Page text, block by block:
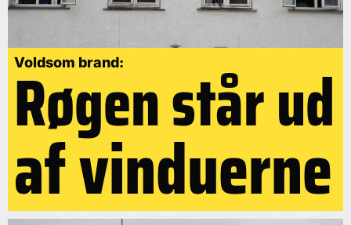
Voldsom brand:
Røgen står ud
af vinduerne